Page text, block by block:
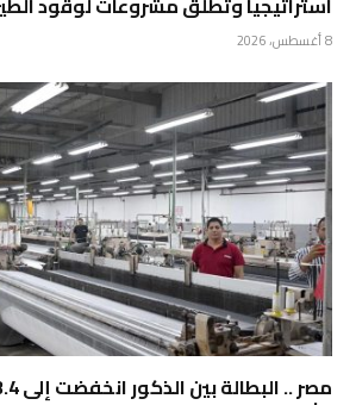
8 أغسطس، 2026